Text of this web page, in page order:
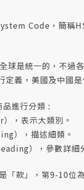
Code，簡稱
球是統一的，不過
定義，美國及中國
進行分類 :
，表示大類別。
），描述細類。
），參數詳細
「款」，第9-10位